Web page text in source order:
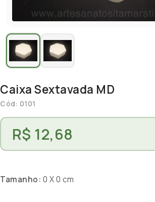
Caixa Sextavada MD
Cód: 0101
R$ 12,68
Tamanho: 0 X 0 cm